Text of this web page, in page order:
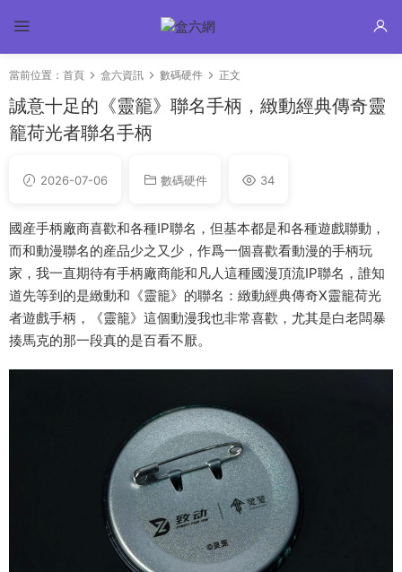
當前位置： 首頁 盒六資訊 數碼硬件 正文
誠意十足的《靈籠》聯名手柄，緻動經典傳奇靈
籠荷光者聯名手柄
2026-07-06 數碼硬件 34
國産手柄廠商喜歡和各種IP聯名，但基本都是和各種遊戲聯動，
而和動漫聯名的産品少之又少，作爲一個喜歡看動漫的手柄玩
家，我一直期待有手柄廠商能和凡人這種國漫頂流IP聯名，誰知
道先等到的是緻動和《靈籠》的聯名：緻動經典傳奇X靈籠荷光
者遊戲手柄，《靈籠》這個動漫我也非常喜歡，尤其是白老闆暴
揍馬克的那一段真的是百看不厭。